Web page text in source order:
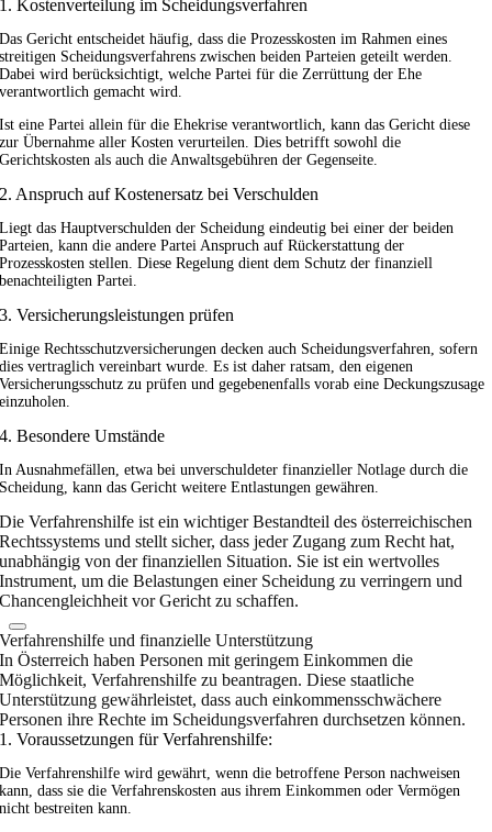
1. Kostenverteilung im Scheidungsverfahren
Das Gericht entscheidet häufig, dass die Prozesskosten im Rahmen eines
streitigen Scheidungsverfahrens zwischen beiden Parteien geteilt werden.
Dabei wird berücksichtigt, welche Partei für die Zerrüttung der Ehe
verantwortlich gemacht wird.
Ist eine Partei allein für die Ehekrise verantwortlich, kann das Gericht diese
zur Übernahme aller Kosten verurteilen. Dies betrifft sowohl die
Gerichtskosten als auch die Anwaltsgebühren der Gegenseite.
2. Anspruch auf Kostenersatz bei Verschulden
Liegt das Hauptverschulden der Scheidung eindeutig bei einer der beiden
Parteien, kann die andere Partei Anspruch auf Rückerstattung der
Prozesskosten stellen. Diese Regelung dient dem Schutz der finanziell
benachteiligten Partei.
3. Versicherungsleistungen prüfen
Einige Rechtsschutzversicherungen decken auch Scheidungsverfahren, sofern
dies vertraglich vereinbart wurde. Es ist daher ratsam, den eigenen
Versicherungsschutz zu prüfen und gegebenenfalls vorab eine Deckungszusage
einzuholen.
4. Besondere Umstände
In Ausnahmefällen, etwa bei unverschuldeter finanzieller Notlage durch die
Scheidung, kann das Gericht weitere Entlastungen gewähren.
Die Verfahrenshilfe ist ein wichtiger Bestandteil des österreichischen
Rechtssystems und stellt sicher, dass jeder Zugang zum Recht hat,
unabhängig von der finanziellen Situation. Sie ist ein wertvolles
Instrument, um die Belastungen einer Scheidung zu verringern und
Chancengleichheit vor Gericht zu schaffen.
Verfahrenshilfe und finanzielle Unterstützung
In Österreich haben Personen mit geringem Einkommen die
Möglichkeit, Verfahrenshilfe zu beantragen. Diese staatliche
Unterstützung gewährleistet, dass auch einkommensschwächere
Personen ihre Rechte im Scheidungsverfahren durchsetzen können.
1. Voraussetzungen für Verfahrenshilfe:
Die Verfahrenshilfe wird gewährt, wenn die betroffene Person nachweisen
kann, dass sie die Verfahrenskosten aus ihrem Einkommen oder Vermögen
nicht bestreiten kann.